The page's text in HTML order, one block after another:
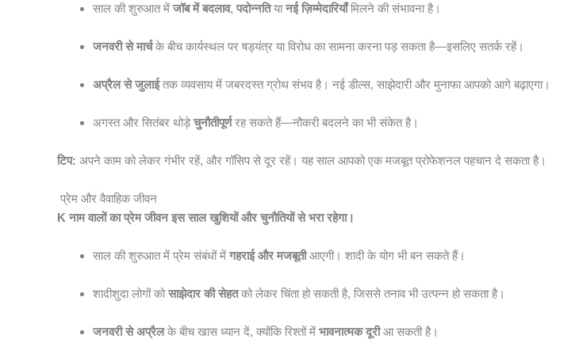
साल की शुरुआत में जॉब में बदलाव, पदोन्नतियानई ज़िम्मेदारियाँमिलने की संभावना है।
जनवरी से मार्चके बीच कार्यस्थल पर षड्यंत्र या विरोध का सामना करना पड़ सकता है—इसलिए सतर्क रहें।
अप्रैल से जुलाईतक व्यवसाय में जबरदस्त ग्रोथ संभव है। नई डील्स, साझेदारी और मुनाफा आपको आगे बढ़ाएगा।
अगस्त और सितंबर थोड़ेचुनौतीपूर्णरह सकते हैं—नौकरी बदलने का भी संकेत है।
टिप: अपने काम को लेकर गंभीर रहें, और गॉसिप से दूर रहें। यह साल आपको एक मजबूत प्रोफेशनल पहचान दे सकता है।
प्रेम और वैवाहिक जीवन
K नाम वालों का प्रेम जीवन इस साल खुशियों और चुनौतियों से भरा रहेगा।
साल की शुरुआत में प्रेम संबंधों में गहराई और मजबूतीआएगी। शादी के योग भी बन सकते हैं।
शादीशुदा लोगों कोसाझेदार की सेहतको लेकर चिंता हो सकती है, जिससे तनाव भी उत्पन्न हो सकता है।
जनवरी से अप्रैलके बीच खास ध्यान दें, क्योंकि रिश्तों में भावनात्मक दूरीआ सकती है।